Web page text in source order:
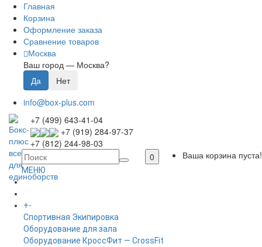
Главная
Корзина
Оформление заказа
Сравнение товаров
Москва
Ваш город — Москва?
info@box-plus.com
+7 (499) 643-41-04
+7 (919) 284-97-37
+7 (812) 244-98-03
0
Ваша корзина пуста!
МЕНЮ
ГЛАВНАЯ
+-
Спортивная Экипировка
Оборудование для зала
Оборудование КроссФит — CrossFit